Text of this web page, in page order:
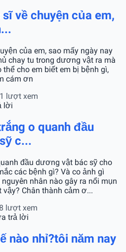
về chuyện của em,
của em, sao mấy ngày nay
chay tu trong dương vật ra mà
thể cho em biết em bị bệnh gì,
cám ơn
lượt xem
lời
o quanh đầu
c...
đầu dương vật bác sỹ cho
các bệnh gì? Và co ảnh gì
nhân nào gây ra nổi mụn
Chân thành cảm ơ...
lượt xem
trả lời
nào nhỉ?tôi năm nay